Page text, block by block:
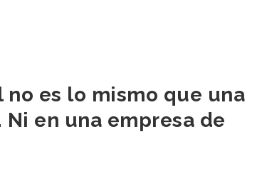
es lo mismo que una
en una empresa de